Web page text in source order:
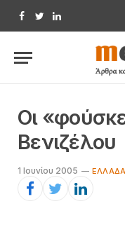
Facebook
TwitterLinkedIn
Οι
Βενιζέλου
1 Ιουνίου 2005